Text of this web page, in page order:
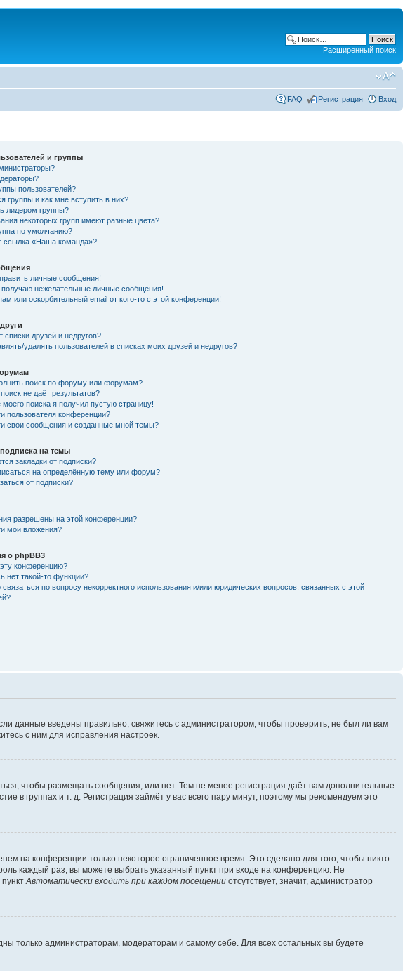
Расширенный поиск
FAQ Регистрация Вход
и группы
пользователей?
группы и как мне вступить в них?
лидером группы?
некоторых групп имеют разные цвета?
по умолчанию?
ссылка «Наша команда»?
личные сообщения!
получаю нежелательные личные сообщения!
или оскорбительный email от кого-то с этой конференции!
списки друзей и недругов?
удалять пользователей в списках моих друзей и недругов?
поиск по форуму или форумам?
не даёт результатов?
моего поиска я получил пустую страницу!
пользователя конференции?
свои сообщения и созданные мной темы?
на темы
закладки от подписки?
на определённую тему или форум?
от подписки?
разрешены на этой конференции?
мои вложения?
о phpBB3
конференцию?
нет такой-то функции?
по вопросу некорректного использования и/или юридических вопросов, связанных с этой
данные введены правильно, свяжитесь с администратором, чтобы проверить, не был ли вам
с ним для исправления настроек.
чтобы размещать сообщения, или нет. Тем не менее регистрация даёт вам дополнительные
группах и т. д. Регистрация займёт у вас всего пару минут, поэтому мы рекомендуем это
на конференции только некоторое ограниченное время. Это сделано для того, чтобы никто
каждый раз, вы можете выбрать указанный пункт при входе на конференцию. Не
Автоматически входить при каждом посещении отсутствует, значит, администратор
только администраторам, модераторам и самому себе. Для всех остальных вы будете